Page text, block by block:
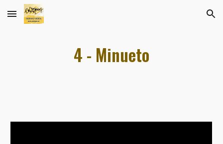
Skip to main content Skip to navigation
4 - Minueto